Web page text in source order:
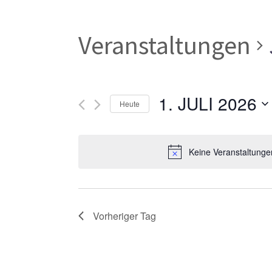
Keine
Veranstaltungen
Heute 1. JULI 2026
wählen.
Vorheriger Tag